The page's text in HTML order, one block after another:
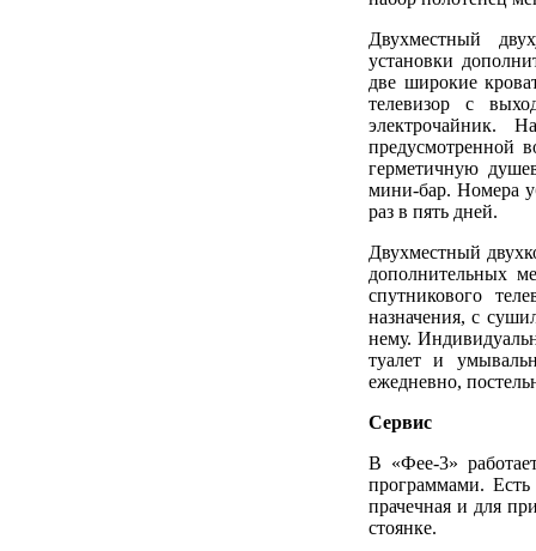
Двухместный
установки
две широкие
телевизор с
электрочайник.
предусмотренной
герметичную
мини-бар. Номера
раз в пять дней.
Двухместный
дополнительных
спутникового
назначения, с
нему.
туалет и
ежедневно,
Сервис
В «Фее-3»
программами.
прачечная и для
стоянке.